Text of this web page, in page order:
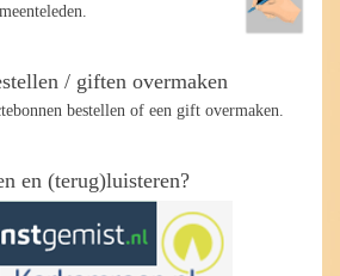
/ giften overmaken
bestellen of een gift overmaken.
en (terug)luisteren?